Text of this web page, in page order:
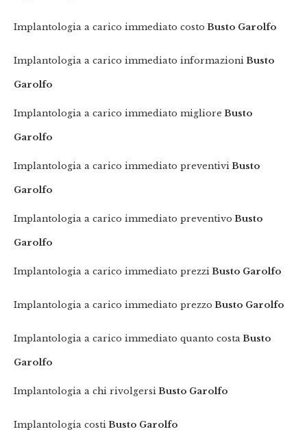
Implantologia a carico immediato costo Busto Garolfo
Implantologia a carico immediato informazioni Busto
Garolfo
Implantologia a carico immediato migliore Busto
Garolfo
Implantologia a carico immediato preventivi Busto
Garolfo
Implantologia a carico immediato preventivo Busto
Garolfo
Implantologia a carico immediato prezzi Busto Garolfo
Implantologia a carico immediato prezzo Busto Garolfo
Implantologia a carico immediato quanto costa Busto
Garolfo
Implantologia a chi rivolgersi Busto Garolfo
Implantologia costi Busto Garolfo